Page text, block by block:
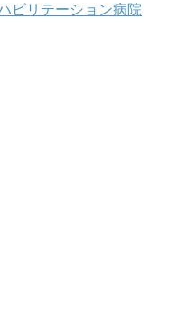
ビリテーション病院